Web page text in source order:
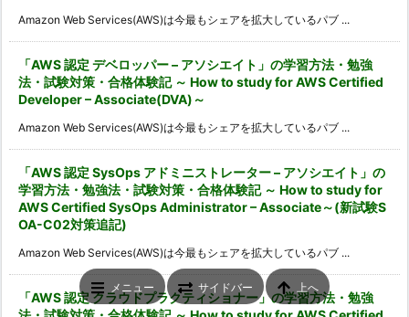
Amazon Web Services(AWS)は今最もシェアを拡大しているパブ ...
「AWS 認定 デベロッパー – アソシエイト」の学習方法・勉強
法・試験対策・合格体験記 ～ How to study for AWS Certified
Developer – Associate(DVA)～
Amazon Web Services(AWS)は今最もシェアを拡大しているパブ ...
「AWS 認定 SysOps アドミニストレーター – アソシエイト」の
学習方法・勉強法・試験対策・合格体験記 ～ How to study for
AWS Certified SysOps Administrator – Associate～(新試験S
OA-C02対策追記)
Amazon Web Services(AWS)は今最もシェアを拡大しているパブ ...
「AWS 認定 クラウドプラクティショナー」の学習方法・勉強
メニュー サイドバー 上へ